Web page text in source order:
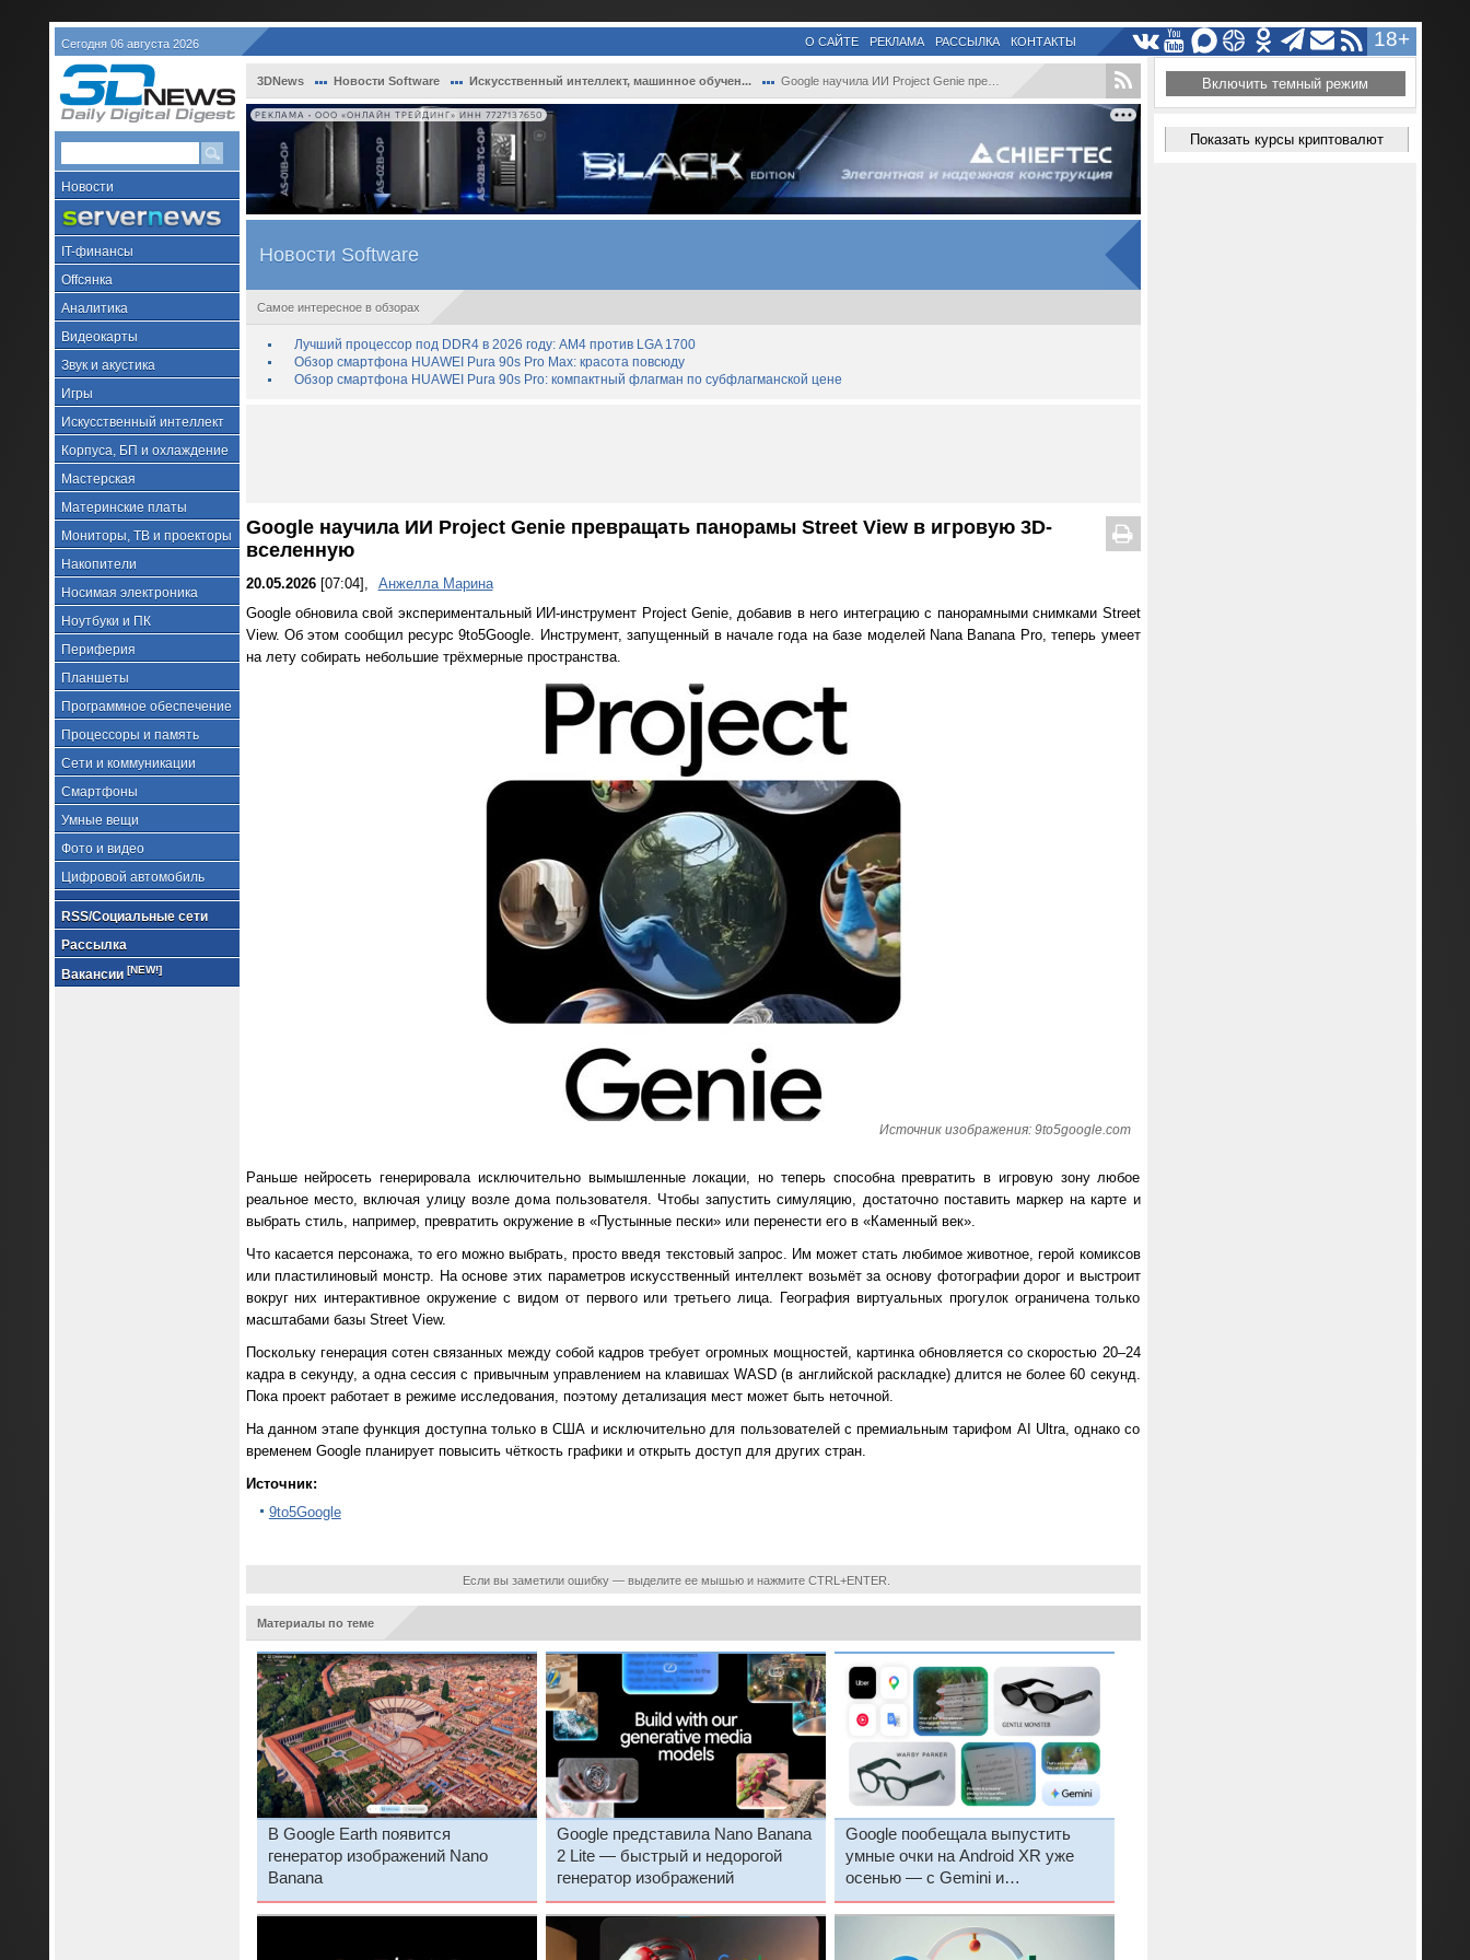
Сегодня 06 августа 2026 18+
О САЙТЕ РЕКЛАМА РАССЫЛКА КОНТАКТЫ
Новости
IT-финансы
Offсянка
Аналитика
Видеокарты
Звук и акустика
Игры
Искусственный интеллект
Корпуса, БП и охлаждение
Мастерская
Материнские платы
Мониторы, ТВ и проекторы
Накопители
Носимая электроника
Ноутбуки и ПК
Периферия
Планшеты
Программное обеспечение
Процессоры и память
Сети и коммуникации
Смартфоны
Умные вещи
Фото и видео
Цифровой автомобиль
RSS/Социальные сети
Рассылка
Вакансии [NEW!]
3DNews Новости Software Искусственный интеллект, машинное обучен... Google научила ИИ Project Genie превраща...
РЕКЛАМА • ООО «ОНЛАЙН ТРЕЙДИНГ» ИНН 7727137650
Новости Software
Самое интересное в обзорах
Лучший процессор под DDR4 в 2026 году: AM4 против LGA 1700
Обзор смартфона HUAWEI Pura 90s Pro Max: красота повсюду
Обзор смартфона HUAWEI Pura 90s Pro: компактный флагман по субфлагманской цене
Google научила ИИ Project Genie превращать панорамы Street View в игровую 3D-
вселенную
20.05.2026[07:04],
Анжелла Марина
Google обновила свой экспериментальный ИИ-инструмент Project Genie, добавив в него интеграцию с панорамными снимками Street
View. Об этом сообщил ресурс 9to5Google. Инструмент, запущенный в начале года на базе моделей Nana Banana Pro, теперь умеет
на лету собирать небольшие трёхмерные пространства.
Источник изображения: 9to5google.com
Раньше нейросеть генерировала исключительно вымышленные локации, но теперь способна превратить в игровую зону любое
реальное место, включая улицу возле дома пользователя. Чтобы запустить симуляцию, достаточно поставить маркер на карте и
выбрать стиль, например, превратить окружение в «Пустынные пески» или перенести его в «Каменный век».
Что касается персонажа, то его можно выбрать, просто введя текстовый запрос. Им может стать любимое животное, герой комиксов
или пластилиновый монстр. На основе этих параметров искусственный интеллект возьмёт за основу фотографии дорог и выстроит
вокруг них интерактивное окружение с видом от первого или третьего лица. География виртуальных прогулок ограничена только
масштабами базы Street View.
Поскольку генерация сотен связанных между собой кадров требует огромных мощностей, картинка обновляется со скоростью 20–24
кадра в секунду, а одна сессия с привычным управлением на клавишах WASD (в английской раскладке) длится не более 60 секунд.
Пока проект работает в режиме исследования, поэтому детализация мест может быть неточной.
На данном этапе функция доступна только в США и исключительно для пользователей с премиальным тарифом AI Ultra, однако со
временем Google планирует повысить чёткость графики и открыть доступ для других стран.
Источник:
9to5Google
Если вы заметили ошибку — выделите ее мышью и нажмите CTRL+ENTER.
Материалы по теме
В Google Earth появится
генератор изображений Nano
Banana
Google представила Nano Banana
2 Lite — быстрый и недорогой
генератор изображений
Google пообещала выпустить
умные очки на Android XR уже
осенью — с Gemini и
разнообразным дизайном
Включить темный режим
Показать курсы криптовалют